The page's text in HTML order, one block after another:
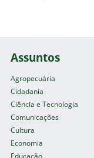
Assuntos
Agropecuária
Cidadania
Ciência e Tecnologia
Comunicações
Cultura
Economia
Educação